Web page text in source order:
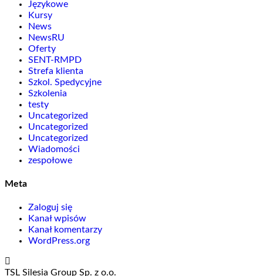
Językowe
Kursy
News
NewsRU
Oferty
SENT-RMPD
Strefa klienta
Szkol. Spedycyjne
Szkolenia
testy
Uncategorized
Uncategorized
Uncategorized
Wiadomości
zespołowe
Meta
Zaloguj się
Kanał wpisów
Kanał komentarzy
WordPress.org
TSL Silesia Group Sp. z o.o.